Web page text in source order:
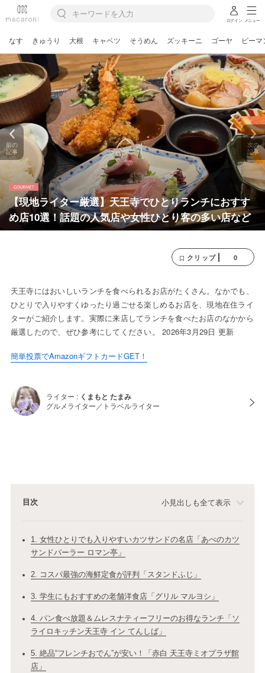
ログイン メニュー
なす きゅうり 大根 キャベツ そうめん ズッキーニ ゴーヤ ピーマ
【現地ライター厳選】天王寺でひとりランチにおすす
め店10選！話題の人気店や女性ひとり客の多い店など
前の
記事
次の
記事
クリップ 0
天王寺にはおいしいランチを食べられるお店がたくさん。なかでも、
ひとりで入りやすくゆったり過ごせる楽しめるお店を、現地在住ライ
ターがご紹介します。実際に来店してランチを食べたお店のなかから
厳選したので、ぜひ参考にしてください。 2026年3月29日 更新
簡単投票でAmazonギフトカードGET！
ライター : くまもと たまみ
グルメライター／トラベルライター
目次 小見出しも全て表示
1. 女性ひとりでも入りやすいカツサンドの名店「あべのカツ
サンドパーラー ロマン亭」
2. コスパ最強の海鮮定食が評判「スタンドふじ」
3. 学生にもおすすめの老舗洋食店「グリル マルヨシ」
4. パン食べ放題＆ムレスナティーフリーのお得なランチ「ソ
ライロキッチン天王寺 イン てんしば」
5. 絶品“フレンチおでん”が安い！「赤白 天王寺ミオプラザ館
店」